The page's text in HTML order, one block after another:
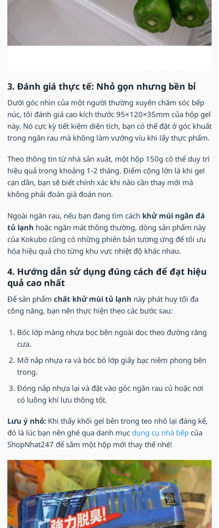
3. Đánh giá thực tế: Nhỏ gọn nhưng bền bỉ
Dưới góc nhìn của một người thường xuyên chăm sóc bếp
núc, tôi đánh giá cao kích thước 95×120×35mm của hộp gel
này. Nó cực kỳ tiết kiệm diện tích, bạn có thể đặt ở góc khuất
trong ngăn rau mà không làm vướng víu khi lấy thực phẩm.
Theo thông tin từ nhà sản xuất, một hộp 150g có thể duy trì
hiệu quả trong khoảng 1-2 tháng. Điểm cộng lớn là khi gel
cạn dần, bạn sẽ biết chính xác khi nào cần thay mới mà
không phải đoán già đoán non.
Ngoài ngăn rau, nếu bạn đang tìm cách khử mùi ngăn đá
tủ lạnh hoặc ngăn mát thông thường, dòng sản phẩm này
của Kokubo cũng có những phiên bản tương ứng để tối ưu
hóa hiệu quả cho từng khu vực nhiệt độ khác nhau.
4. Hướng dẫn sử dụng đúng cách để đạt hiệu
quả cao nhất
Để sản phẩm chất khử mùi tủ lạnh này phát huy tối đa
công năng, bạn nên thực hiện theo các bước sau:
Bóc lớp màng nhựa bọc bên ngoài dọc theo đường răng
cưa.
Mở nắp nhựa ra và bóc bỏ lớp giấy bạc niêm phong bên
trong.
Đóng nắp nhựa lại và đặt vào góc ngăn rau củ hoặc nơi
có luồng khí lưu thông tốt.
Lưu ý nhỏ: Khi thấy khối gel bên trong teo nhỏ lại đáng kể,
đó là lúc bạn nên ghé qua danh mục dụng cụ nhà bếp của
ShopNhat247 để sắm một hộp mới thay thế nhé!